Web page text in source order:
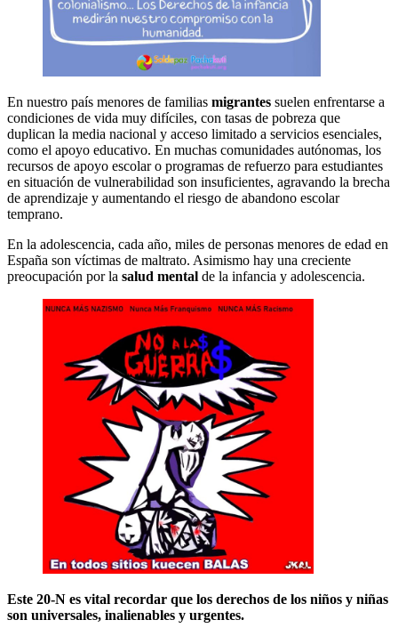
En nuestro país menores de familias migrantes suelen enfrentarse a
condiciones de vida muy difíciles, con tasas de pobreza que
duplican la media nacional y acceso limitado a servicios esenciales,
como el apoyo educativo. En muchas comunidades autónomas, los
recursos de apoyo escolar o programas de refuerzo para estudiantes
en situación de vulnerabilidad son insuficientes, agravando la brecha
de aprendizaje y aumentando el riesgo de abandono escolar
temprano.
En la adolescencia, cada año, miles de personas menores de edad en
España son víctimas de maltrato. Asimismo hay una creciente
preocupación por la salud mental de la infancia y adolescencia.
Este 20-N es vital recordar que los derechos de los niños y niñas
son universales, inalienables y urgentes.